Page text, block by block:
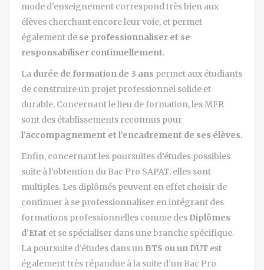
mode d’enseignement correspond très bien aux
élèves cherchant encore leur voie, et permet
également de se professionnaliser et se
responsabiliser continuellement.
La durée de formation de 3 ans permet aux étudiants
de construire un projet professionnel solide et
durable. Concernant le lieu de formation, les MFR
sont des établissements reconnus pour
l’accompagnement et l’encadrement de ses élèves.
Enfin, concernant les poursuites d’études possibles
suite à l’obtention du Bac Pro SAPAT, elles sont
multiples. Les diplômés peuvent en effet choisir de
continuer à se professionnaliser en intégrant des
formations professionnelles comme des Diplômes
d’Etat et se spécialiser dans une branche spécifique.
La poursuite d’études dans un BTS ou un DUT est
également très répandue à la suite d’un Bac Pro